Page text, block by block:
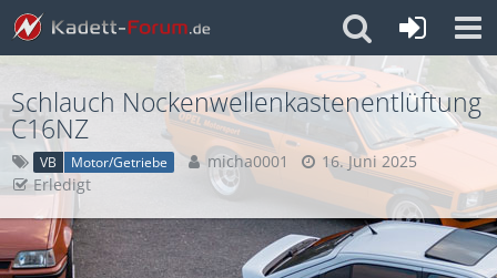
Schlauch Nockenwellenkastenentlüftung
C16NZ
VB Motor/Getriebe micha0001
16. Juni 2025
Erledigt